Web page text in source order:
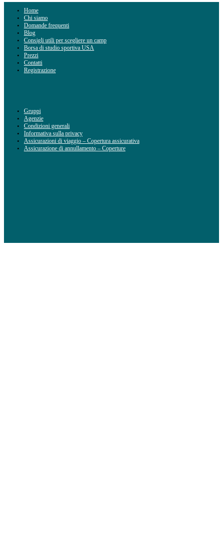
Home
Chi siamo
Domande frequenti
Blog
Consigli utili per scegliere un camp
Borsa di studio sportiva USA
Prezzi
Contatti
Registrazione
Gruppi
Agenzie
Condizioni generali
Informativa sulla privacy
Assicurazioni di viaggio – Copertura assicurativa
Assicurazione di annullamento – Coperture